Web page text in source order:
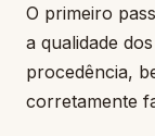
O primeiro
a qualidade
procedência,
corretamente